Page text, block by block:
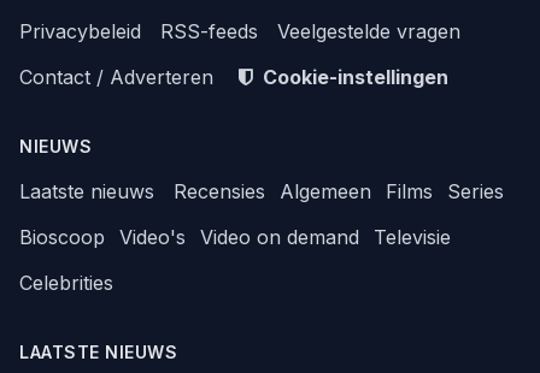
Privacybeleid
RSS-feeds
Veelgestelde vragen
Contact / Adverteren
Cookie-instellingen
NIEUWS
Laatste nieuws Recensies Algemeen Films
Series
Bioscoop
Video's Video on demand
Televisie
Celebrities
LAATSTE NIEUWS